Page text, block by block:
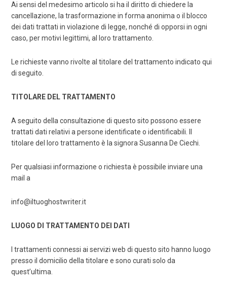
Ai sensi del medesimo articolo si ha il diritto di chiedere la
cancellazione, la trasformazione in forma anonima o il blocco
dei dati trattati in violazione di legge, nonché di opporsi in ogni
caso, per motivi legittimi, al loro trattamento.
Le richieste vanno rivolte al titolare del trattamento indicato qui
di seguito.
TITOLARE DEL TRATTAMENTO
A seguito della consultazione di questo sito possono essere
trattati dati relativi a persone identificate o identificabili. Il
titolare del loro trattamento è la signora Susanna De Ciechi.
Per qualsiasi informazione o richiesta è possibile inviare una
mail a
info@iltuoghostwriter.it
LUOGO DI TRATTAMENTO DEI DATI
I trattamenti connessi ai servizi web di questo sito hanno luogo
presso il domicilio della titolare e sono curati solo da
quest’ultima.